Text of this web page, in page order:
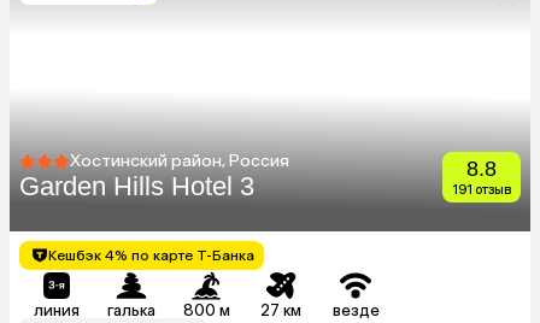
Хостинский район, Россия
Garden Hills Hotel 3
8.8
191 отзыв
Кешбэк 4% по карте Т-Банка
линия галька 800 м 27 км везде